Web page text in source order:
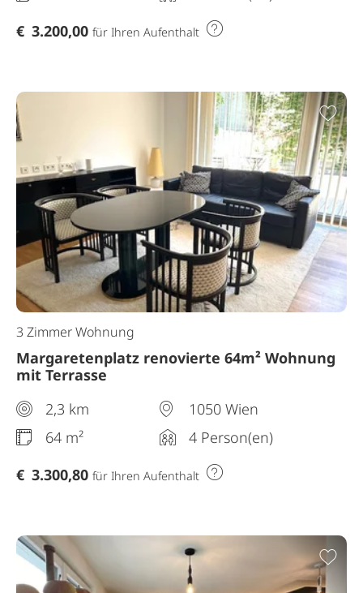
€ 3.200,00 für Ihren Aufenthalt
3 Zimmer Wohnung
Margaretenplatz renovierte 64m² Wohnung
mit Terrasse
2,3 km
1050 Wien
64 m²
4 Person(en)
€ 3.300,80 für Ihren Aufenthalt